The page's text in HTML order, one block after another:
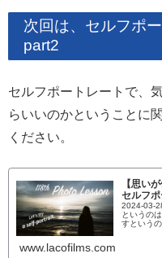
次回は、セルフポ
part2
セルフポートレートで、
らいいのかということに
ください。
【思い
セルフ
2024-03-
というの
すという
たい課題
い部分は
www.lacofilms.com